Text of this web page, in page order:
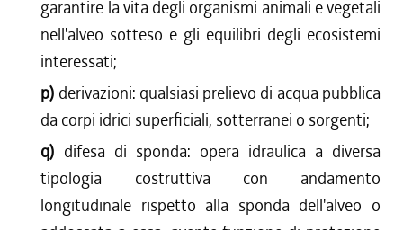
garantire la vita degli organismi animali e vegetali
nell'alveo sotteso e gli equilibri degli ecosistemi
interessati;
p) derivazioni: qualsiasi prelievo di acqua pubblica
da corpi idrici superficiali, sotterranei o sorgenti;
q) difesa di sponda: opera idraulica a diversa
tipologia costruttiva con andamento
longitudinale rispetto alla sponda dell'alveo o